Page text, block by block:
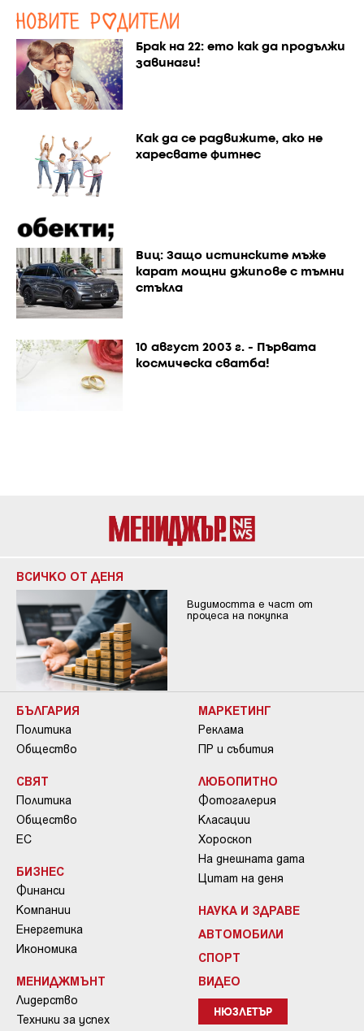
Брак на 22: ето как да продължи
завинаги!
Как да се радвижите, ако не
харесвате фитнес
Виц: Защо истинските мъже
карат мощни джипове с тъмни
стъкла
10 август 2003 г. - Първата
космическа сватба!
ВСИЧКО ОТ ДЕНЯ
Видимостта е част от
процеса на покупка
БЪЛГАРИЯ
Политика
Общество
СВЯТ
Политика
Общество
ЕС
БИЗНЕС
Финанси
Компании
Енергетика
Икономика
МЕНИДЖМЪНТ
Лидерство
Техники за успех
МАРКЕТИНГ
Реклама
ПР и събития
ЛЮБОПИТНО
Фотогалерия
Класации
Хороскоп
На днешната дата
Цитат на деня
НАУКА И ЗДРАВЕ
АВТОМОБИЛИ
СПОРТ
ВИДЕО
НЮЗЛЕТЪР